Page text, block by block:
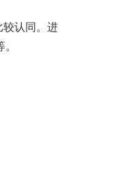
较认同 。进